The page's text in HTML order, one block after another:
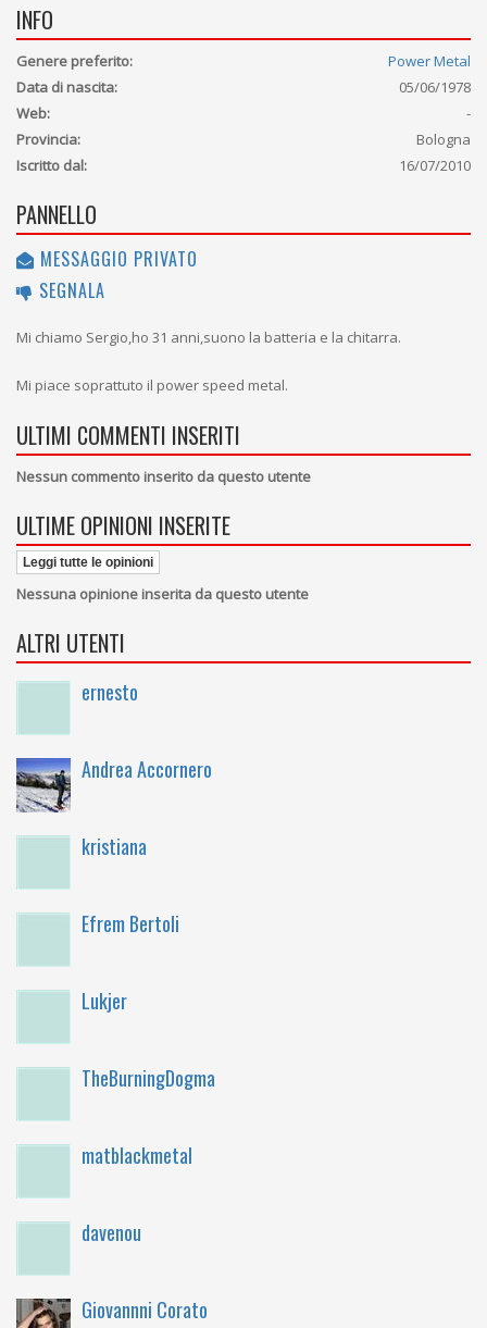
INFO
Genere preferito:
Power Metal
Data di nascita:
05/06/1978
Web:
-
Provincia:
Bologna
Iscritto dal:
16/07/2010
PANNELLO
MESSAGGIO PRIVATO
SEGNALA
Mi chiamo Sergio,ho 31 anni,suono la batteria e la chitarra.
Mi piace soprattuto il power speed metal.
ULTIMI COMMENTI INSERITI
Nessun commento inserito da questo utente
ULTIME OPINIONI INSERITE
Leggi tutte le opinioni
Nessuna opinione inserita da questo utente
ALTRI UTENTI
ernesto
Andrea Accornero
kristiana
Efrem Bertoli
Lukjer
TheBurningDogma
matblackmetal
davenou
Giovannni Corato